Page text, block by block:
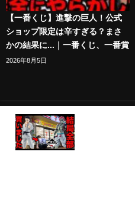
【一番くじ】進撃の巨人！公式
ショップ限定は辛すぎる？まさ
かの結果に...｜一番くじ、一番賞
2026年8月5日